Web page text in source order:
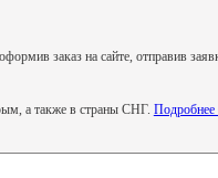
заказ на сайте, отправив
а также в страны СНГ. Подробнее